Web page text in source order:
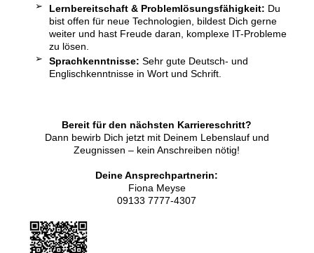
Lernbereitschaft & Problemlösungsfähigkeit: Du
bist offen für neue Technologien, bildest Dich gerne
weiter und hast Freude daran, komplexe IT-Probleme
zu lösen.
Sprachkenntnisse: Sehr gute Deutsch- und
Englischkenntnisse in Wort und Schrift.
Bereit für den nächsten Karriereschritt?
Dann bewirb Dich jetzt mit Deinem Lebenslauf und
Zeugnissen – kein Anschreiben nötig!
Deine Ansprechpartnerin:
Fiona Meyse
09133 7777-4307